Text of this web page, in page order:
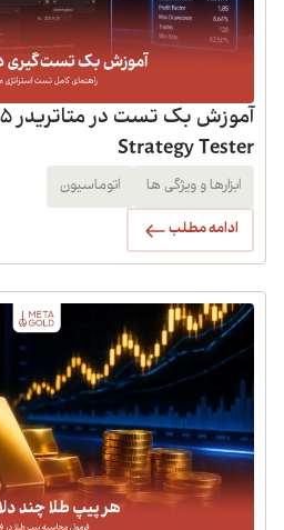
Strategy Tester
ابزارها و ویژگی ها اتوماسیون
ادامه مطلب